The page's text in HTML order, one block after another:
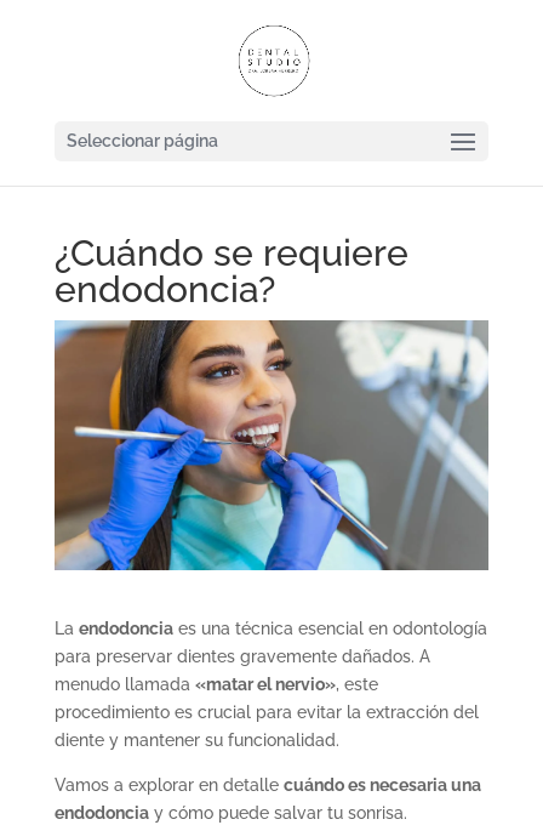
Seleccionar página
¿Cuándo se requiere
endodoncia?
La endodonciaes una técnica esencial en odontología
para preservar dientes gravemente dañados. A
menudo llamada «matar el nervio», este
procedimiento es crucial para evitar la extracción del
diente y mantener su funcionalidad.
Vamos a explorar en detalle cuándo es necesaria una
endodonciay cómo puede salvar tu sonrisa.